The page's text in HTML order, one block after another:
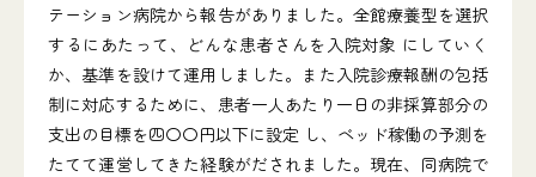
テーション病院から報告がありました。全館療養型を選択
するにあたって、どんな患者さんを入院対象 にしていく
か、基準を設けて運用しました。また入院診療報酬の包括
制に対応するために、患者一人あたり一日の非採算部分の
支出の目標を四〇〇円以下に設定 し、ベッド稼働の予測を
たてて運営してきた経験がだされました。現在、同病院で